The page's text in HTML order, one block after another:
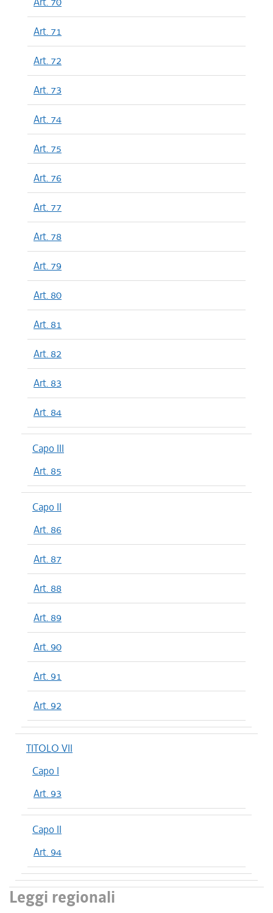
Art. 71
Art. 72
Art. 73
Art. 74
Art. 75
Art. 76
Art. 77
Art. 78
Art. 79
Art. 80
Art. 81
Art. 82
Art. 83
Art. 84
Capo III
Art. 85
Capo II
Art. 86
Art. 87
Art. 88
Art. 89
Art. 90
Art. 91
Art. 92
TITOLO VII
Capo I
Art. 93
Capo II
Art. 94
Leggi regionali